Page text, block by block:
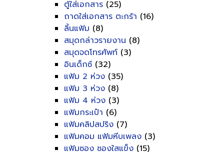
ตู้ใส่เอกสาร (25)
ถาดใส่เอกสาร ตะกร้า (16)
ลิ้นแฟ้ม (8)
สมุดกล่าวรายงาน (8)
สมุดจดโทรศัพท์ (3)
อินเด็กซ์ (32)
แฟ้ม 2 ห่วง (35)
แฟ้ม 3 ห่วง (8)
แฟ้ม 4 ห่วง (3)
แฟ้มกระเป๋า (6)
แฟ้มคลิปสปริง (7)
แฟ้มคอม แฟ้มหีบเพลง (3)
แฟ้มซอง ซองใสแข็ง (15)